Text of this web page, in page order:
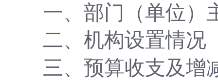
一、部门（单位）
二、机构设置情况
三、预算收支及增